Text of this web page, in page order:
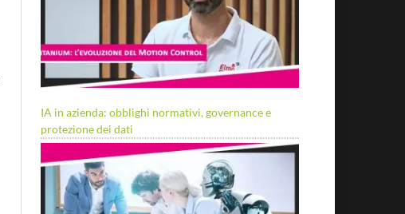
IA in azienda: obblighi normativi, governance e
protezione dei dati